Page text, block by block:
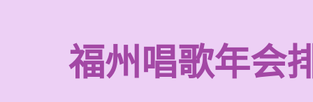
福州唱歌年会